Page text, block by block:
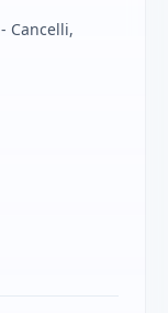
Cancelli,